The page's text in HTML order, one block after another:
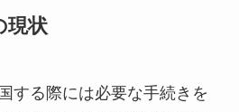
現状
する際には必要な手続きを